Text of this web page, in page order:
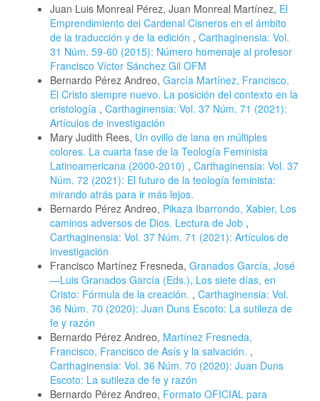
Juan Luis Monreal Pérez, Juan Monreal Martínez, El
Emprendimiento del Cardenal Cisneros en el ámbito
de la traducción y de la edición , Carthaginensia: Vol.
31 Núm. 59-60 (2015): Número homenaje al profesor
Francisco Víctor Sánchez Gil OFM
Bernardo Pérez Andreo, García Martínez, Francisco,
El Cristo siempre nuevo. La posición del contexto en la
cristología , Carthaginensia: Vol. 37 Núm. 71 (2021):
Artículos de investigación
Mary Judith Rees, Un ovillo de lana en múltiples
colores. La cuarta fase de la Teología Feminista
Latinoamericana (2000-2010) , Carthaginensia: Vol. 37
Núm. 72 (2021): El futuro de la teología feminista:
mirando atrás para ir más lejos.
Bernardo Pérez Andreo, Pikaza Ibarrondo, Xabier, Los
caminos adversos de Dios. Lectura de Job ,
Carthaginensia: Vol. 37 Núm. 71 (2021): Artículos de
investigación
Francisco Martínez Fresneda, Granados García, José
—Luis Granados García (Eds.), Los siete días, en
Cristo: Fórmula de la creación. , Carthaginensia: Vol.
36 Núm. 70 (2020): Juan Duns Escoto: La sutileza de
fe y razón
Bernardo Pérez Andreo, Martínez Fresneda,
Francisco, Francisco de Asís y la salvación. ,
Carthaginensia: Vol. 36 Núm. 70 (2020): Juan Duns
Escoto: La sutileza de fe y razón
Bernardo Pérez Andreo, Formato OFICIAL para